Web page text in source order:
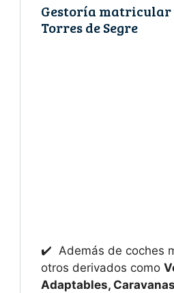
Gestoría matricular
Torres de Segre
✔️ Además de coches
otros derivados como
Adaptables,